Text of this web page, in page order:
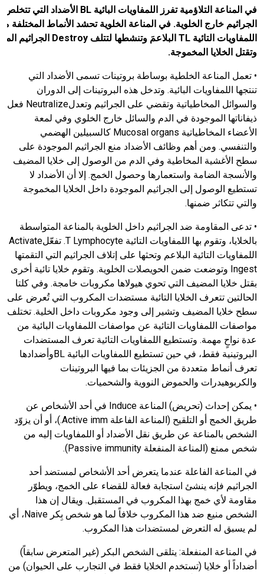
في المناعة التلاؤمية تفرز اللمفاويات البائية BL الأضداد التي
الجراثيم خارج الخلوية. في المناعة الخلوية تحشد الأنماط المختلفة
اللمفاويات التائية TL البلاعمَ وتنشطها لتتلف Destroy الجراثيم
وتقتل الخلايا المخموجة.
• تعمل المناعة الخلطية بوساطة بروتينات تسمى الأضداد التي
تنتجها اللمفاويات البائية. وتدخل هذه البروتينات إلى الدوران
والسوائل المخاطياتية وتقضي على الجراثيم وتعدلNeutralize فعل
ذيفاناتها الموجودة في الدم والسائل خارج الخلوي وفي لمعة
الأعضاء المخاطياتية Mucosal organs كالسبيلين الهضمي
والتنفسي. ومن أهم وظائف الأضداد منع الجراثيم الموجودة على
سطح الأغشية المخاطية وفي الدم من الوصول إلى خلايا المضيف
والأنسجة الضامة واستعمارها وحصول الخمج. إلا أن الأضداد لا
تستطيع الوصول إلى الجراثيم الموجودة داخل الخلايا المخموجة
والتي تتكاثر ضمنها.
• تدعى المقاومة ضد الجراثيم داخل الخلوية بالمناعة المتواسطة
بالخلايا، وتقوم بها اللمفاويات التائية T Lymphocyte. تفعّلActivate
اللمفاويات التائية البلاعم وتحثها على إتلاف الجراثيم التي التقمتها
Ingest وتوضعت ضمن الحويصلات الخلوية. وتقوم خلايا تائية أخرى
بقتل خلايا المضيف التي تحوي هيولاها مكروبات خامجة. وفي كلتا
الحالتين تتعرف الخلايا التائية مستضدات المكروب التي تُعرض على
سطح خلايا المضيف وتشير إلى وجود مكروبات داخل الخلية. تختلف
مواصفات اللمفاويات التائية عن مواصفات اللمفاويات البائية من
عدة نواحٍ مهمة. وتستطيع اللمفاويات التائية تعرف المستضدات
البروتينية فقط، في حين تستطيع اللمفاويات البائية BLوأضدادها
تعرف أنماط متعددة من الجزيئات بما فيها البروتينات
والكربوهيدرات والحموض النووية والشحميات.
• يمكن إحداث (تحريض) المناعة Induce في أحد الأشخاص عن
طريق الخمج أو التلقيح (المناعة الفاعلة Active imm.)، أو أن يزوّد
الشخص بالمناعة عن طريق نقل الأضداد أو اللمفاويات إليه من
شخص ممنع (المناعة المنفعلة Passive immunity).
في المناعة الفاعلة عندما يتعرض أحد الأشخاص لمستضد أحد
الجراثيم فإنه ينشئ استجابة فعالة للقضاء على الخمج، ويطوّر
مقاومة لأي خمج بهذا المكروب في المستقبل. ويقال إن هذا
الشخص منيع ضد هذا المكروب خلافاً لما هو شخص بِكر Naive، أي
لم يسبق له التعرض لمستضدات هذا المكروب.
في المناعة المنفعلة: يتلقى الشخص البكر (غير المتعرض سابقاً)
أضداداً أو خلايا (تستخدم الخلايا فقط في التجارب على الحيوان) من